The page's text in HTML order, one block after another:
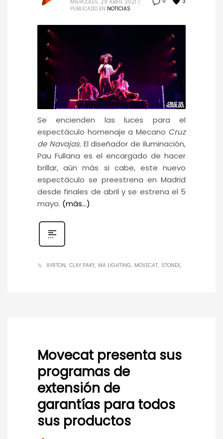
MIÉRCOLES, 28 ABRIL 2021 /
PUBLICADO EN NOTICIAS
Se encienden las luces para el
espectáculo homenaje a Mecano Cruz
de Navajas. El diseñador de iluminación,
Pau Fullana es el encargado de hacer
brillar, aún más si cabe, este nuevo
espectáculo se preestrena en Madrid
desde finales de abril y se estrena el 5
mayo. (más…)
AYRTON CLAY PAKY MA LIGHTING MOVECAT STONEX
Movecat presenta sus
programas de
extensión de
garantías para todos
sus productos